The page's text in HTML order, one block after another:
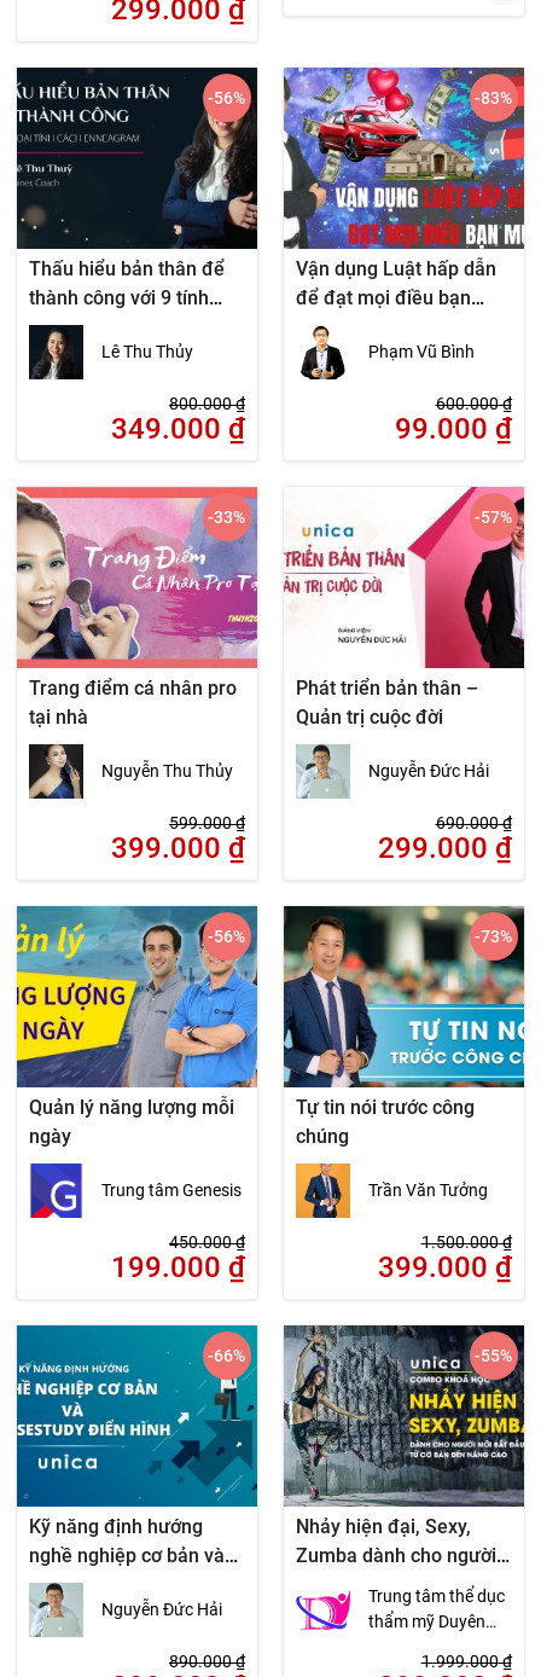
299.000 ₫
Thấu hiểu bản thân để
thành công với 9 tính
cách Enneagram
Lê Thu Thủy
800.000₫
349.000 ₫
-56%
Vận dụng Luật hấp dẫn
để đạt mọi điều bạn
muốn
Phạm Vũ Bình
600.000₫
99.000 ₫
-83%
Trang điểm cá nhân pro
tại nhà
Nguyễn Thu Thủy
599.000₫
399.000 ₫
-33%
Phát triển bản thân –
Quản trị cuộc đời
Nguyễn Đức Hải
690.000₫
299.000 ₫
-57%
Quản lý năng lượng mỗi
ngày
Trung tâm Genesis
450.000₫
199.000 ₫
-56%
Tự tin nói trước công
chúng
Trần Văn Tưởng
1.500.000₫
399.000 ₫
-73%
Kỹ năng định hướng
nghề nghiệp cơ bản và
11 casestudy điển hình
Nguyễn Đức Hải
890.000₫
-66%
Nhảy hiện đại, Sexy,
Zumba dành cho người
mới bắt đầu từ cơ bản
đến nâng cao
Trung tâm thể dục
thẩm mỹ Duyên
1.999.000₫
-55%